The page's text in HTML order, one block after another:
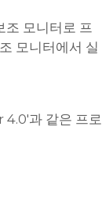
조 모니터로 프
모니터에서 실
4.0'과 같은 프로